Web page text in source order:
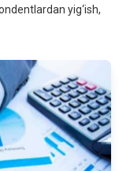
yig‘ish,